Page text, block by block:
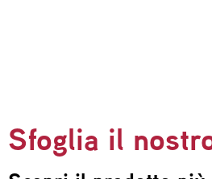
Sfoglia il